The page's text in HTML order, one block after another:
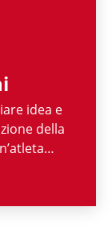
idea e
della
l’Italia,